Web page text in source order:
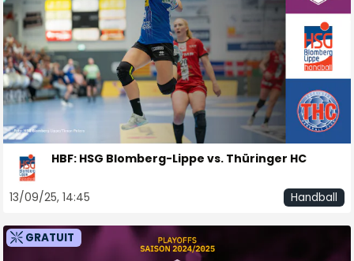
HBF: HSG Blomberg-Lippe vs. Thüringer HC
13/09/25, 14:45 Handball
GRATUIT